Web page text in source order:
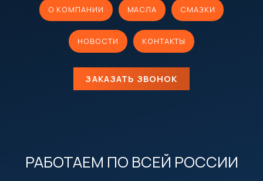
О КОМПАНИИ МАСЛА СМАЗКИ
НОВОСТИ КОНТАКТЫ
ЗАКАЗАТЬ ЗВОНОК
РАБОТАЕМ ПО ВСЕЙ РОССИИ